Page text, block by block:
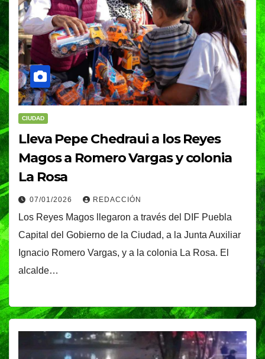
CIUDAD
Lleva Pepe Chedraui a los Reyes
Magos a Romero Vargas y colonia
La Rosa
07/01/2026 REDACCIÓN
Los Reyes Magos llegaron a través del DIF Puebla
Capital del Gobierno de la Ciudad, a la Junta Auxiliar
Ignacio Romero Vargas, y a la colonia La Rosa. El
alcalde…